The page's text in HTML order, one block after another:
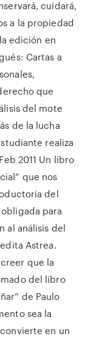
cuidará,
a la propiedad
edición en
Cartas a
que
del mote
de la lucha
realiza
2011 Un libro
que nos
del
para
al análisis del
Astrea.
que la
del libro
de Paulo
sea la
en un